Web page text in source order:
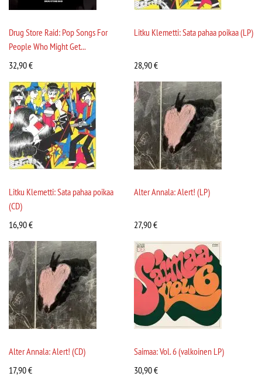
Drug Store Raid: Pop Songs For
People Who Might Get...
32,90€
Litku Klemetti: Sata pahaa poikaa (LP)
28,90€
Litku Klemetti: Sata pahaa poikaa
(CD)
16,90€
Alter Annala: Alert! (LP)
27,90€
Alter Annala: Alert! (CD)
17,90€
Saimaa: Vol. 6 (valkoinen LP)
30,90€